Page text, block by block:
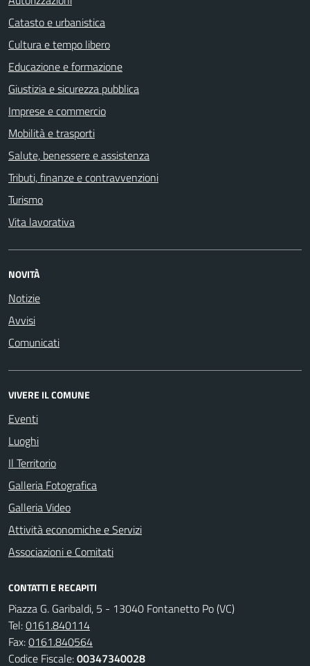
Catasto e urbanistica
Cultura e tempo libero
Educazione e formazione
Giustizia e sicurezza pubblica
Imprese e commercio
Mobilità e trasporti
Salute, benessere e assistenza
Tributi, finanze e contravvenzioni
Turismo
Vita lavorativa
NOVITÀ
Notizie
Avvisi
Comunicati
VIVERE IL COMUNE
Eventi
Luoghi
Il Territorio
Galleria Fotografica
Galleria Video
Attività economiche e Servizi
Associazioni e Comitati
CONTATTI E RECAPITI
Piazza G. Garibaldi, 5 - 13040 Fontanetto Po (VC)
Tel:0161.840114
Fax:0161.840564
Codice Fiscale:00347340028